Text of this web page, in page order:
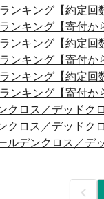
ンキング【約定回
ンキング【寄付か
ンキング【約定回
ンキング【寄付か
ンキング【約定回
ンキング【寄付か
ンクロス／デッド
ンクロス／デッド
ルデンクロス／
前